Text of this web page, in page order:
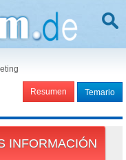
Resumen Temario
INFORMACIÓN